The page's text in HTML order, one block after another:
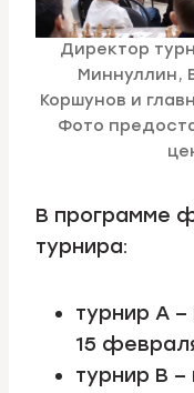
Директор
Миннуллин,
Коршунов и
Фото
В программе
турнира:
турнир A
15
турнир В